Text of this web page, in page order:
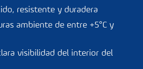
resistente y duradera
ambiente de entre +5°C y
visibilidad del interior del